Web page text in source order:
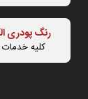
رنگ پودری
کلیه